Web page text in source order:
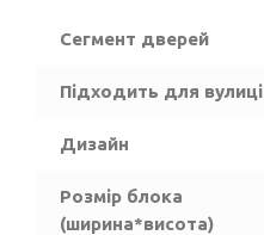
Сегмент дверей
Підходить для вулиці
Дизайн
Розмір блока
(ширина*висота)